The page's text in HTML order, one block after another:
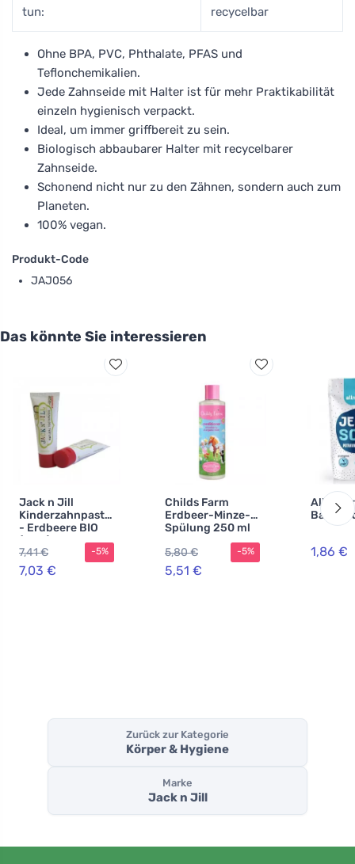
tun: recycelbar
Ohne BPA, PVC, Phthalate, PFAS und
Teflonchemikalien.
Jede Zahnseide mit Halter ist für mehr Praktikabilität
einzeln hygienisch verpackt.
Ideal, um immer griffbereit zu sein.
Biologisch abbaubarer Halter mit recycelbarer
Zahnseide.
Schonend nicht nur zu den Zähnen, sondern auch zum
Planeten.
100% vegan.
Produkt-Code
JAJ056
Das könnte Sie interessieren
Jack n Jill
Kinderzahnpasta
- Erdbeere BIO
(50 g) -
fluoridfrei, mit
Bio-Calendula-
Extrakt
7,41 €
7,03 €
-5%
Childs Farm
Erdbeer-Minze-
Spülung 250 ml
5,80 €
5,51 €
-5% 1,86 €
Zurück zur Kategorie
Körper & Hygiene
Marke
Jack n Jill